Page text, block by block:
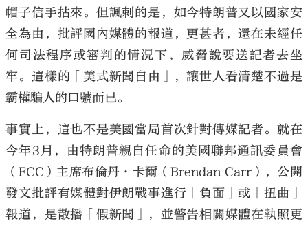
帽子信手拈來。但諷刺的是，如今特朗普又以國家安
全為由，批評國內媒體的報道，更甚者，還在未經任
何司法程序或審判的情況下，威脅說要送記者去坐
牢。這樣的「美式新聞自由」，讓世人看清楚不過是
霸權騙人的口號而已。
事實上，這也不是美國當局首次針對傳媒記者。就在
今年3月，由特朗普親自任命的美國聯邦通訊委員會
（FCC）主席布倫丹·卡爾（Brendan Carr），公開
發文批評有媒體對伊朗戰事進行「負面」或「扭曲」
報道，是散播「假新聞」，並警告相關媒體在執照更